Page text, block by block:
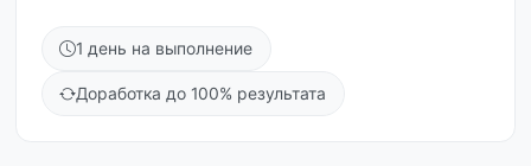
1 день на выполнение
Доработка до 100% результата